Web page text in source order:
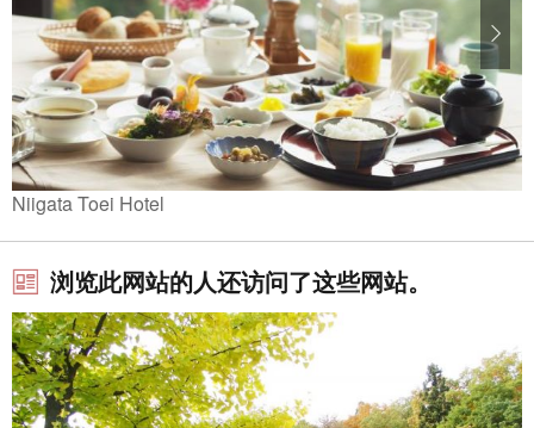
Niigata Toei Hotel
浏览此网站的人还访问了这些网站。